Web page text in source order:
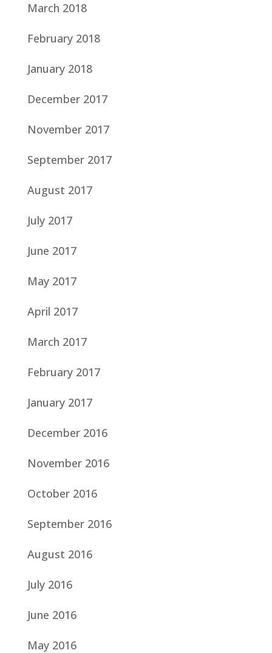
March 2018
February 2018
January 2018
December 2017
November 2017
September 2017
August 2017
July 2017
June 2017
May 2017
April 2017
March 2017
February 2017
January 2017
December 2016
November 2016
October 2016
September 2016
August 2016
July 2016
June 2016
May 2016